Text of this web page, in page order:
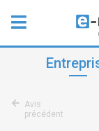
Avis
précédent